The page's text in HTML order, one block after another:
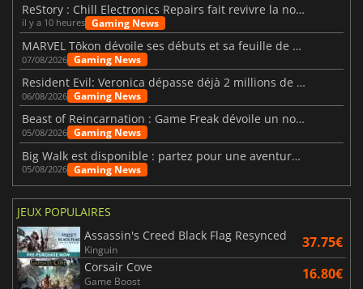
ReStory : Chill Electronics Repairs fait revivre la nostalgie des années 2000
il y a 10 heures Gaming News
MARVEL Tōkon dévoile ses débuts et sa feuille de route
07/08/2026 Gaming News
Resident Evil: Veronica dépasse déjà 2 millions de wishlists
06/08/2026 Gaming News
Beast of Reincarnation : Game Freak dévoile un nouveau pari
05/08/2026 Gaming News
Big Walk est disponible : partez pour une aventure entre amis
05/08/2026 Gaming News
JEUX POPULAIRES
Assassin's Creed Black Flag Resynced
Kinguin 37.75€
Corsair Cove
Game Boost 16.80€